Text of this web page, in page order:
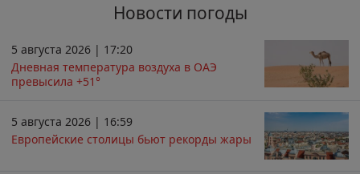
Новости погоды
5 августа 2026 | 17:20
Дневная температура воздуха в ОАЭ
превысила +51°
5 августа 2026 | 16:59
Европейские столицы бьют рекорды жары